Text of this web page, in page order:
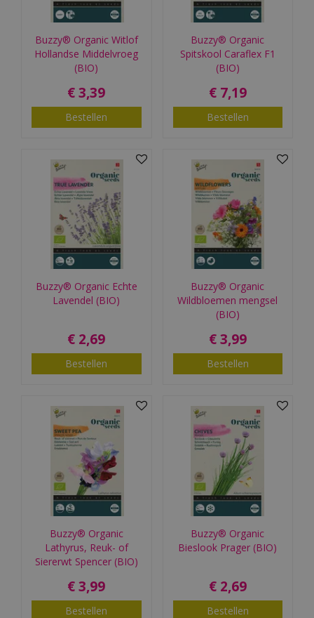
Buzzy® Organic Witlof
Hollandse Middelvroeg
(BIO)
€ 3,39
Bestellen
Buzzy® Organic
Spitskool Caraflex F1
(BIO)
€ 7,19
Bestellen
Buzzy® Organic Echte
Lavendel (BIO)
€ 2,69
Bestellen
Buzzy® Organic
Wildbloemen mengsel
(BIO)
€ 3,99
Bestellen
Buzzy® Organic
Lathyrus, Reuk- of
Siererwt Spencer (BIO)
€ 3,99
Bestellen
Buzzy® Organic
Bieslook Prager (BIO)
€ 2,69
Bestellen